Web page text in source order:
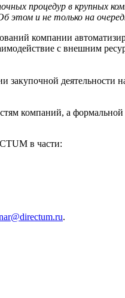
процедур в крупных
этом и не только на
компании
с внешним
закупочной деятельности
компаний, а
в части:
.